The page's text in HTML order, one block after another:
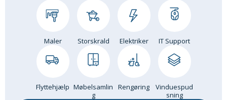
Maler Storskrald Elektriker IT Support
Flyttehjælp Møbelsamlin
g
Rengøring
Vinduespud
sning